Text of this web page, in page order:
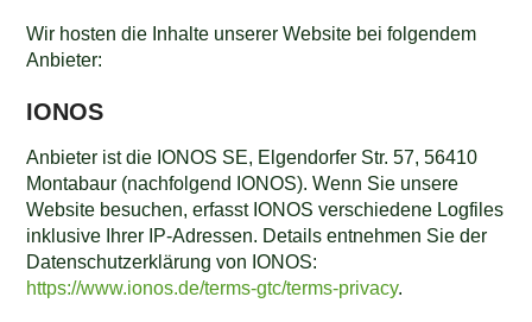
Wir hosten die Inhalte unserer Website bei folgendem
Anbieter:
IONOS
Anbieter ist die IONOS SE, Elgendorfer Str. 57, 56410
Montabaur (nachfolgend IONOS). Wenn Sie unsere
Website besuchen, erfasst IONOS verschiedene Logfiles
inklusive Ihrer IP-Adressen. Details entnehmen Sie der
Datenschutzerklärung von IONOS:
https://www.ionos.de/terms-gtc/terms-privacy.